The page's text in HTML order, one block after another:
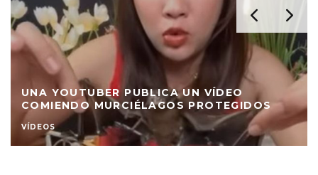
UNA YOUTUBER PUBLICA UN VÍDEO
COMIENDO MURCIÉLAGOS PROTEGIDOS
VÍDEOS